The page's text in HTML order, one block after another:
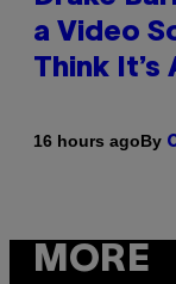
a Video
Think It’s
16 hours agoBy
MORE